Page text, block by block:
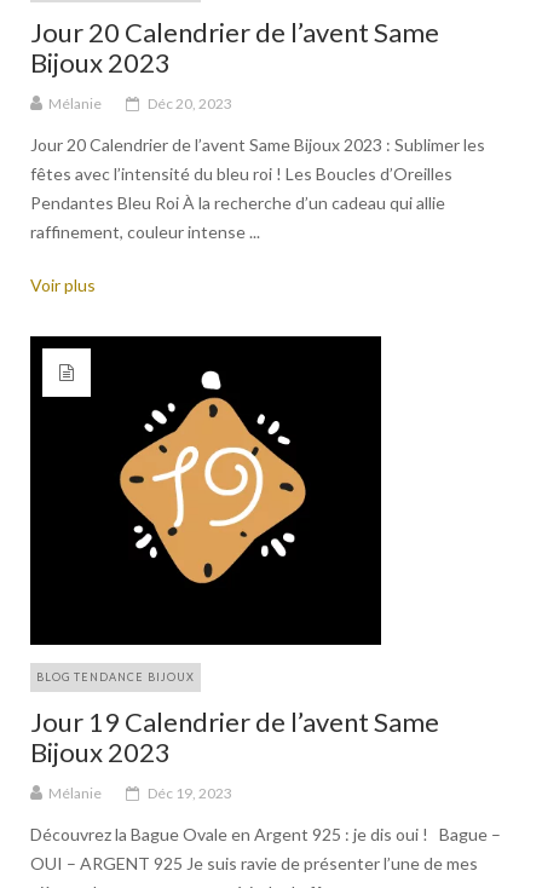
Jour 20 Calendrier de l’avent Same
Bijoux 2023
Mélanie Déc 20, 2023
Jour 20 Calendrier de l’avent Same Bijoux 2023 : Sublimer les
fêtes avec l’intensité du bleu roi ! Les Boucles d’Oreilles
Pendantes Bleu Roi À la recherche d’un cadeau qui allie
raffinement, couleur intense ...
Voir plus
BLOG TENDANCE BIJOUX
Jour 19 Calendrier de l’avent Same
Bijoux 2023
Mélanie Déc 19, 2023
Découvrez la Bague Ovale en Argent 925 : je dis oui ! Bague –
OUI – ARGENT 925 Je suis ravie de présenter l’une de mes